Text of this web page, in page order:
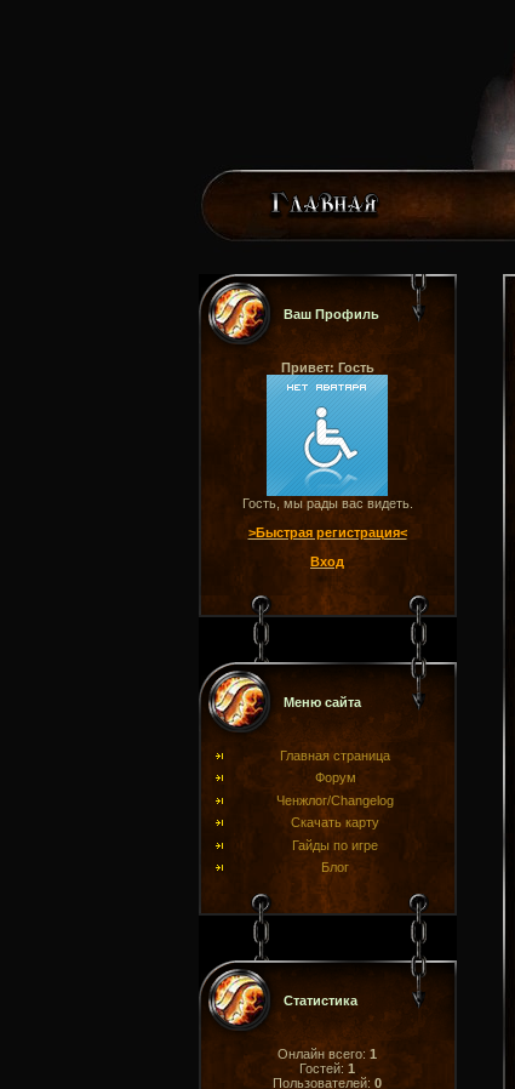
Ваш Профиль
Привет: Гость
Гость, мы рады вас видеть.
>Быстрая регистрация<
Вход
Меню сайта
Главная страница
Форум
Ченжлог/Changelog
Скачать карту
Гайды по игре
Блог
Статистика
Онлайн всего: 1
Гостей: 1
Пользователей: 0